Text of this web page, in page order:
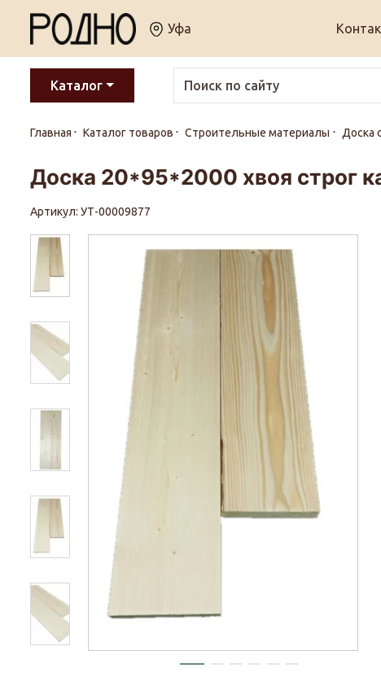
Уфа
Каталог
Главная Каталог товаров Строительные материалы Доска
Доска 20*95*2000 хвоя строг
Артикул: УТ-00009877